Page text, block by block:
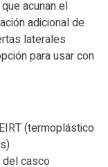
acunan el
adicional de
laterales
para usar con
(termoplástico
casco